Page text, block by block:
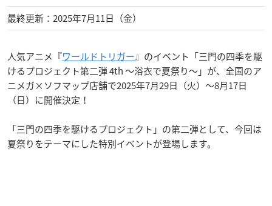
最終更新：2025年7月11日（金）
人気アニメ『ワールドトリガー』のイベント「三門の四季を駆
けるプロジェクト第二弾 4th 〜浴衣で夏祭り〜」が、全国のア
ニメガ×ソフマップ店舗で2025年7月29日（火）〜8月17日
（日）に開催決定！
「三門の四季を駆けるプロジェクト」の第二弾として、今回は
夏祭りをテーマにした特別イベントが登場します。